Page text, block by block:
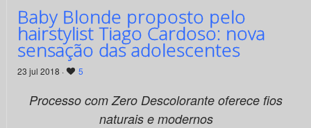
Baby Blonde proposto pelo
hairstylist Tiago Cardoso: nova
sensação das adolescentes
23 jul 2018 · 5
Processo com Zero Descolorante oferece fios
naturais e modernos